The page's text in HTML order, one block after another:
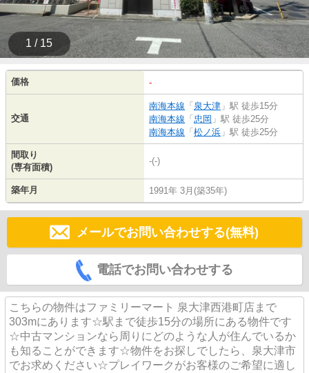
1 / 15
価格 -
交通
南海本線 「 泉大津 」駅 徒歩15分
南海本線 「 忠岡 」駅 徒歩25分
南海本線 「 松ノ浜 」駅 徒歩25分
間取り
(専有面積)
-(-)
築年月 1991年 3月(築35年)
メールでお問い合わせする(無料)
電話でお問い合わせする
こちらの物件はファミリーマート 泉大津西港町店まで
303mにあります☆駅まで徒歩15分の場所にある物件です
☆中古マンションなら周りにどのような人が住んでいるか
も知ることができます☆物件をお探しでしたら、泉大津市
でお求めください☆プレイワークがお客様のご希望に適し